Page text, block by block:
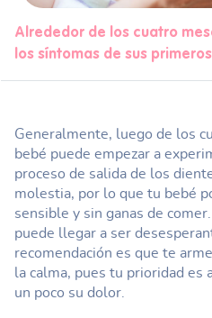
Alrededor de los cuatro
los síntomas de sus
Generalmente, luego de los
bebé puede empezar a
proceso de salida de los
molestia, por lo que tu bebé
sensible y sin ganas de
puede llegar a ser
recomendación es que te
la calma, pues tu prioridad es
un poco su dolor.